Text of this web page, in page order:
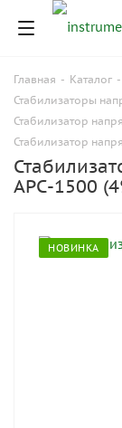
Главная - Каталог -
Стабилизаторы
Стабилизатор
Стабилизатор
АРС-1500
НОВИНКА